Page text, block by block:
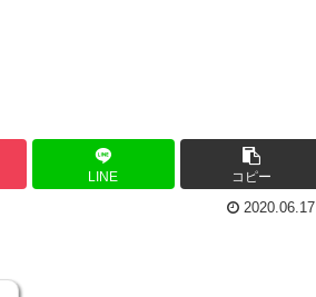
LINE コピー
2020.06.17